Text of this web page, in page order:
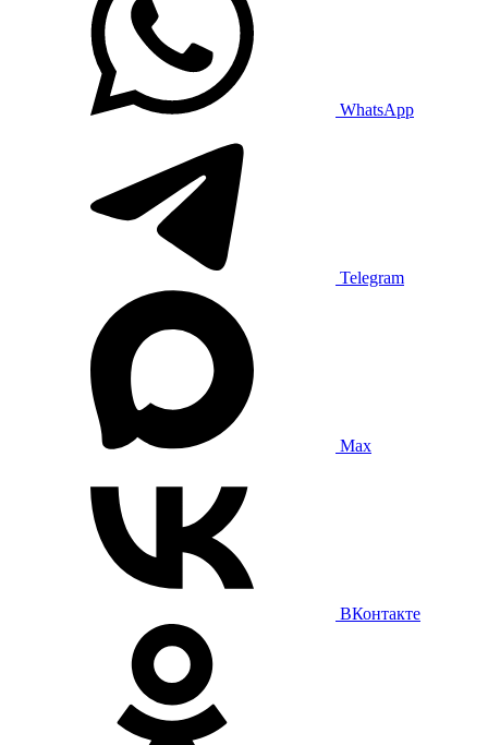
WhatsApp
Telegram
Max
ВКонтакте